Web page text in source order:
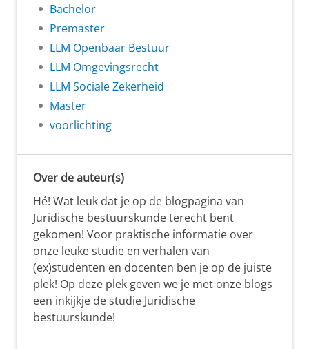
Bachelor
Premaster
LLM Openbaar Bestuur
LLM Omgevingsrecht
LLM Sociale Zekerheid
Master
voorlichting
Over de auteur(s)
Hé! Wat leuk dat je op de blogpagina van
Juridische bestuurskunde terecht bent
gekomen! Voor praktische informatie over
onze leuke studie en verhalen van
(ex)studenten en docenten ben je op de juiste
plek! Op deze plek geven we je met onze blogs
een inkijkje de studie Juridische
bestuurskunde!